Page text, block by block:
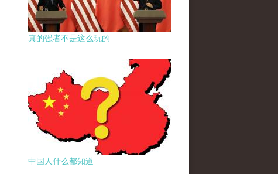
真的强者不是这么玩的
中国人什么都知道